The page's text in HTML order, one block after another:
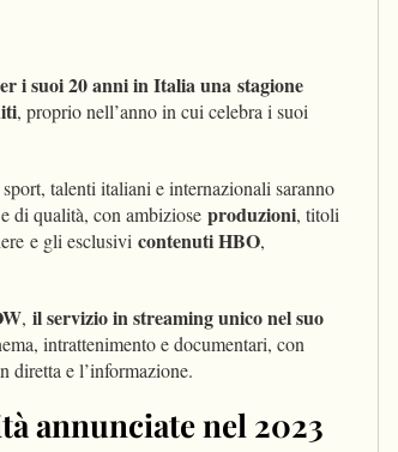
i suoi 20 anni in Italia una stagione
, proprio nell’anno in cui celebra i suoi
talenti italiani e internazionali saranno
di qualità, con ambiziose produzioni, titoli
e gli esclusivi contenuti HBO,
, il servizio in streaming unico nel suo
intrattenimento e documentari, con
diretta e l’informazione.
annunciate nel 2023